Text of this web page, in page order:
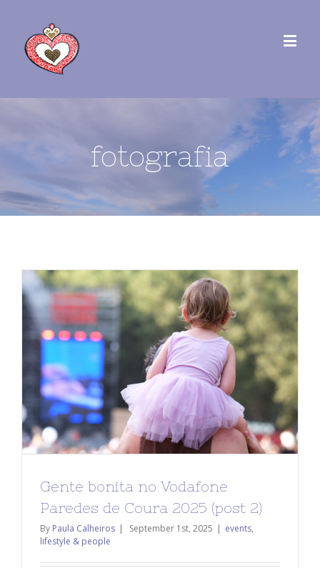
fotografia
Gente bonita no Vodafone
Paredes de Coura 2025 (post 2)
By Paula Calheiros | September 1st, 2025 | events,
lifestyle & people